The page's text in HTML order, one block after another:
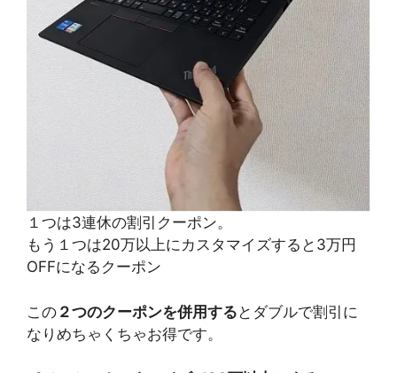
１つは3連休の割引クーポン。
もう１つは20万以上にカスタマイズすると3万円
OFFになるクーポン
この ２つのクーポンを併用する とダブルで割引に
なりめちゃくちゃお得です。